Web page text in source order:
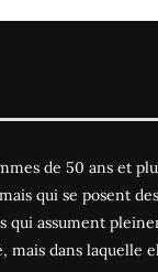
de 50 ans et
qui se posent
qui assument
dans laquelle